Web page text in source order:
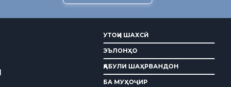
УТОҚИ ШАХСӢ
ЭЪЛОНҲО
ҚАБУЛИ ШАҲРВАНДОН
БА МУҲОҶИР